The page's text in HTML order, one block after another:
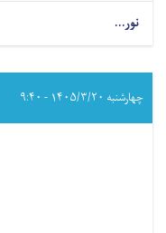
نور...
د عمومي
(احمد
شاهچهارشنبه ۱۴۰۵/۳/۲۰ - ۹:۴۰